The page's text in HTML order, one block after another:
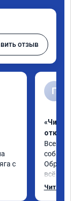
отзыв
с
Г
«Чип
Всем
всё в
Читать